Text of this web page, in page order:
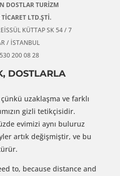
DOSTLAR TURİZM
LTD.ŞTİ.
KÜTTAP SK 54 / 7
/ İSTANBUL
200 08 28
DOSTLARLA
uzaklaşma ve farklı
gizli tetikçisidir.
evimizi aynı buluruz
artık değişmiştir, ve bu
to, because distance and